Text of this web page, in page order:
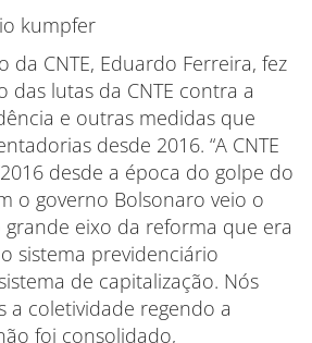
da CNTE, Eduardo Ferreira, fez
das lutas da CNTE contra a
e outras medidas que
desde 2016. “A CNTE
desde a época do golpe do
o governo Bolsonaro veio o
eixo da reforma que era
sistema previdenciário
de capitalização. Nós
a coletividade regendo a
foi consolidado,